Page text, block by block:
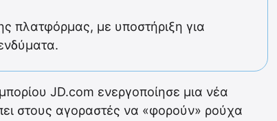
πλατφόρμας, με υποστήριξη για
JD.com ενεργοποίησε μια νέα
στους αγοραστές να «φορούν» ρούχα